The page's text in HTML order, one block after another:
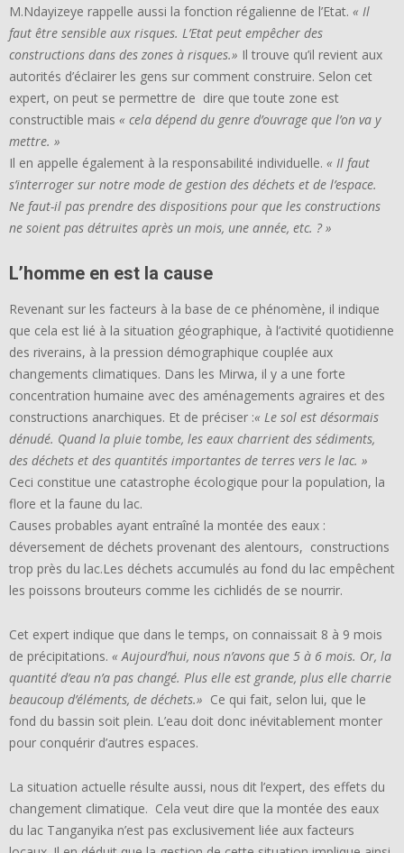
M.Ndayizeye rappelle aussi la fonction régalienne de l’Etat. « Il
faut être sensible aux risques. L’Etat peut empêcher des
constructions dans des zones à risques.» Il trouve qu’il revient aux
autorités d’éclairer les gens sur comment construire. Selon cet
expert, on peut se permettre de dire que toute zone est
constructible mais « cela dépend du genre d’ouvrage que l’on va y
mettre. »
Il en appelle également à la responsabilité individuelle. « Il faut
s’interroger sur notre mode de gestion des déchets et de l’espace.
Ne faut-il pas prendre des dispositions pour que les constructions
ne soient pas détruites après un mois, une année, etc. ? »
L’homme en est la cause
Revenant sur les facteurs à la base de ce phénomène, il indique
que cela est lié à la situation géographique, à l’activité quotidienne
des riverains, à la pression démographique couplée aux
changements climatiques. Dans les Mirwa, il y a une forte
concentration humaine avec des aménagements agraires et des
constructions anarchiques. Et de préciser :« Le sol est désormais
dénudé. Quand la pluie tombe, les eaux charrient des sédiments,
des déchets et des quantités importantes de terres vers le lac. »
Ceci constitue une catastrophe écologique pour la population, la
flore et la faune du lac.
Causes probables ayant entraîné la montée des eaux :
déversement de déchets provenant des alentours, constructions
trop près du lac.Les déchets accumulés au fond du lac empêchent
les poissons brouteurs comme les cichlidés de se nourrir.
Cet expert indique que dans le temps, on connaissait 8 à 9 mois
de précipitations. « Aujourd’hui, nous n’avons que 5 à 6 mois. Or, la
quantité d’eau n’a pas changé. Plus elle est grande, plus elle charrie
beaucoup d’éléments, de déchets.» Ce qui fait, selon lui, que le
fond du bassin soit plein. L’eau doit donc inévitablement monter
pour conquérir d’autres espaces.
La situation actuelle résulte aussi, nous dit l’expert, des effets du
changement climatique. Cela veut dire que la montée des eaux
du lac Tanganyika n’est pas exclusivement liée aux facteurs